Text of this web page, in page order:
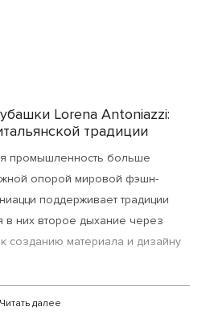
Lorena Antoniazzi:
традиции
промышленность больше
опорой мировой фэшн-
поддерживает традиции
в них второе дыхание через
созданию материала и дизайну
воплощают идеальное
Читать далее